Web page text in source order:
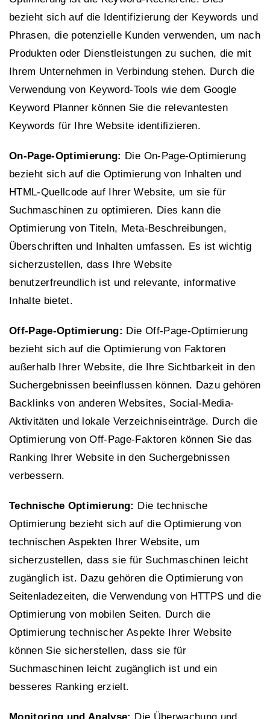
bezieht sich auf die Identifizierung der Keywords und
Phrasen, die potenzielle Kunden verwenden, um nach
Produkten oder Dienstleistungen zu suchen, die mit
Ihrem Unternehmen in Verbindung stehen. Durch die
Verwendung von Keyword-Tools wie dem Google
Keyword Planner können Sie die relevantesten
Keywords für Ihre Website identifizieren.
On-Page-Optimierung: Die On-Page-Optimierung
bezieht sich auf die Optimierung von Inhalten und
HTML-Quellcode auf Ihrer Website, um sie für
Suchmaschinen zu optimieren. Dies kann die
Optimierung von Titeln, Meta-Beschreibungen,
Überschriften und Inhalten umfassen. Es ist wichtig
sicherzustellen, dass Ihre Website
benutzerfreundlich ist und relevante, informative
Inhalte bietet.
Off-Page-Optimierung: Die Off-Page-Optimierung
bezieht sich auf die Optimierung von Faktoren
außerhalb Ihrer Website, die Ihre Sichtbarkeit in den
Suchergebnissen beeinflussen können. Dazu gehören
Backlinks von anderen Websites, Social-Media-
Aktivitäten und lokale Verzeichniseinträge. Durch die
Optimierung von Off-Page-Faktoren können Sie das
Ranking Ihrer Website in den Suchergebnissen
verbessern.
Technische Optimierung: Die technische
Optimierung bezieht sich auf die Optimierung von
technischen Aspekten Ihrer Website, um
sicherzustellen, dass sie für Suchmaschinen leicht
zugänglich ist. Dazu gehören die Optimierung von
Seitenladezeiten, die Verwendung von HTTPS und die
Optimierung von mobilen Seiten. Durch die
Optimierung technischer Aspekte Ihrer Website
können Sie sicherstellen, dass sie für
Suchmaschinen leicht zugänglich ist und ein
besseres Ranking erzielt.